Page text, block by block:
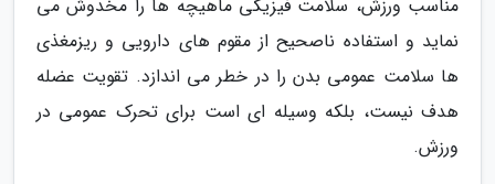
مناسب ورزش، سلامت فیزیکی ماهیچه ها را مخدوش می
نماید و استفاده ناصحیح از مقوم های دارویی و ریزمغذی
ها سلامت عمومی بدن را در خطر می اندازد. تقویت عضله
هدف نیست، بلکه وسیله ای است برای تحرک عمومی در
ورزش.